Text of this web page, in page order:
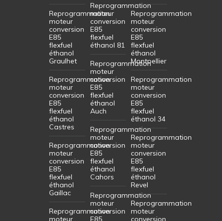
Reprogrammation
moteur
conversion
E85
flexfuel
éthanol
Graulhet
Reprogrammation
moteur
conversion
E85
flexfuel
éthanol
Castres
Reprogrammation
moteur
conversion
E85
flexfuel
éthanol
Gaillac
Reprogrammation
moteur
Reprogrammation
moteur
conversion
E85
flexfuel
éthanol 81
Reprogrammation
moteur
conversion
E85
flexfuel
éthanol
Auch
Reprogrammation
moteur
conversion
E85
flexfuel
éthanol
Cahors
Reprogrammation
moteur
conversion
E85
Reprogrammation
moteur
conversion
E85
flexfuel
éthanol
Montpellier
Reprogrammation
moteur
conversion
E85
flexfuel
éthanol 34
Reprogrammation
moteur
conversion
E85
flexfuel
éthanol
Revel
Reprogrammation
moteur
conversion